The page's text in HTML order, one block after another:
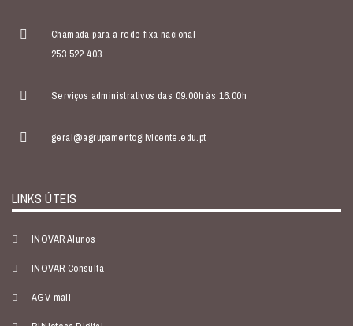
Chamada para a rede fixa nacional
253 522 403
Serviços administrativos das 09.00h às 16.00h
geral@agrupamentogilvicente.edu.pt
LINKS ÚTEIS
INOVAR Alunos
INOVAR Consulta
AGV mail